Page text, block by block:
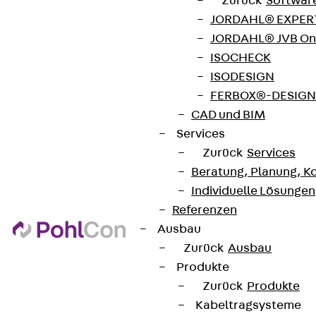
JORDAHL®
JORDAHL® JVB
ISOCHECK
ISODESIGN
FERBOX®-
CAD und BIM
Services
Zurück Services
Beratung, Planung,
Individuelle Lösungen
Referenzen
Ausbau
Zurück Ausbau
Produkte
Zurück Produkte
Kabeltragsysteme